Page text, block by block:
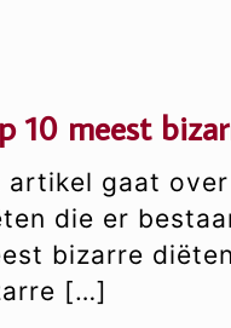
10 meest
artikel gaat
die er
bizarre
[…]